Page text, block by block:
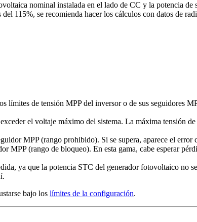
nominal instalada en el lado de CC y la potencia
115%, se recomienda hacer los cálculos con datos de
límites de tensión MPP del inversor o de sus seguidores
el voltaje máximo del sistema. La máxima tensión
MPP (rango prohibido). Si se supera, aparece el error
MPP (rango de bloqueo). En esta gama, cabe esperar
ya que la potencia STC del generador fotovoltaico no
bajo los límites de la configuración.